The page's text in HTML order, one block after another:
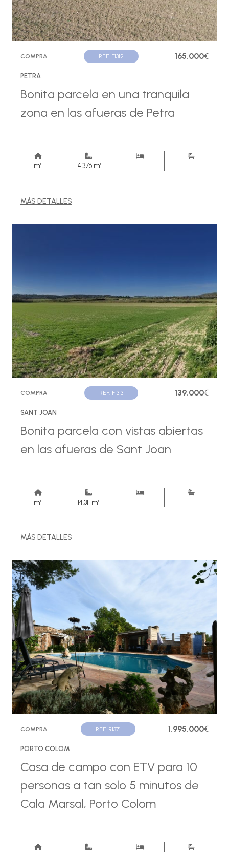
COMPRA REF. F1312 165.000€
PETRA
Bonita parcela en una tranquila
zona en las afueras de Petra
m² 14.376 m²
MÁS DETALLES
COMPRA REF. F1313 139.000€
SANT JOAN
Bonita parcela con vistas abiertas
en las afueras de Sant Joan
m² 14.311 m²
MÁS DETALLES
COMPRA REF. R1371 1.995.000€
PORTO COLOM
Casa de campo con ETV para 10
personas a tan solo 5 minutos de
Cala Marsal, Porto Colom